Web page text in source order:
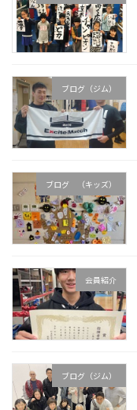
ブログ（ジム）
ブログ （キッズ）
会員紹介
ブログ（ジム）